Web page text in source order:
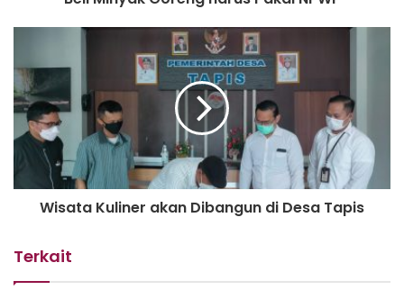
protokol kesehatan dan mengikuti anjuran pemerintah
untuk vaksinasi ia minta untuk diterapkan.
“Mematuhi protokol kesehatan itu sangat penting, agar
pandemi Covid-19 cepat berakhir. Harus terus gunakan
masker dan yang belum vaksin untuk vaksin. Dengan
begitu perlaham perekonomian akan kembali pulih,”
harapnya
Dalam acara tersebut tampak hadir, tokoh pemuda, tokoh
Wisata Kuliner akan Dibangun di Desa Tapis
Terkait